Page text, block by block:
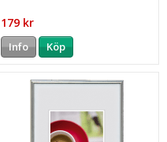
179 kr
Info Köp